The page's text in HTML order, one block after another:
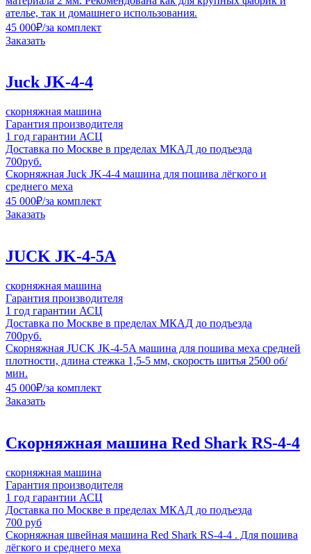
ателье, так и домашнего использования.
45 000₽/за комплект
Заказать
Juck JK-4-4
скорняжная машина
Гарантия производителя
1 год гарантии АСЦ
Доставка по Москве в пределах МКАД до подъезда
700руб.
Скорняжная Juck JK-4-4 машина для пошива лёгкого и
среднего меха
45 000₽/за комплект
Заказать
JUCK JK-4-5A
скорняжная машина
Гарантия производителя
1 год гарантии АСЦ
Доставка по Москве в пределах МКАД до подъезда
700руб.
Скорняжная JUCK JK-4-5A машина для пошива меха средней
плотности, длина стежка 1,5-5 мм, скорость шитья 2500 об/
мин.
45 000₽/за комплект
Заказать
Скорняжная машина Red Shark RS-4-4
скорняжная машина
Гарантия производителя
1 год гарантии АСЦ
Доставка по Москве в пределах МКАД до подъезда
700 руб
Скорняжная швейная машина Red Shark RS-4-4 . Для пошива
лёгкого и среднего меха